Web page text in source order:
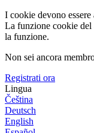
I cookie devono essere
La funzione cookie del
la funzione.
Non sei ancora
Registrati ora
Lingua
Čeština
Deutsch
English